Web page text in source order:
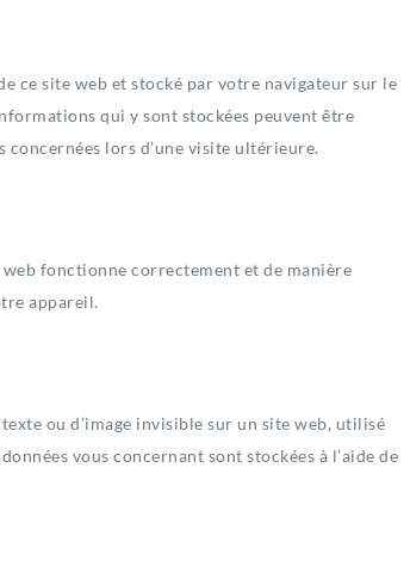
ce site web et stocké par votre navigateur sur le
qui y sont stockées peuvent être
concernées lors d’une visite ultérieure.
fonctionne correctement et de manière
appareil.
ou d’image invisible sur un site web, utilisé
vous concernant sont stockées à l’aide de